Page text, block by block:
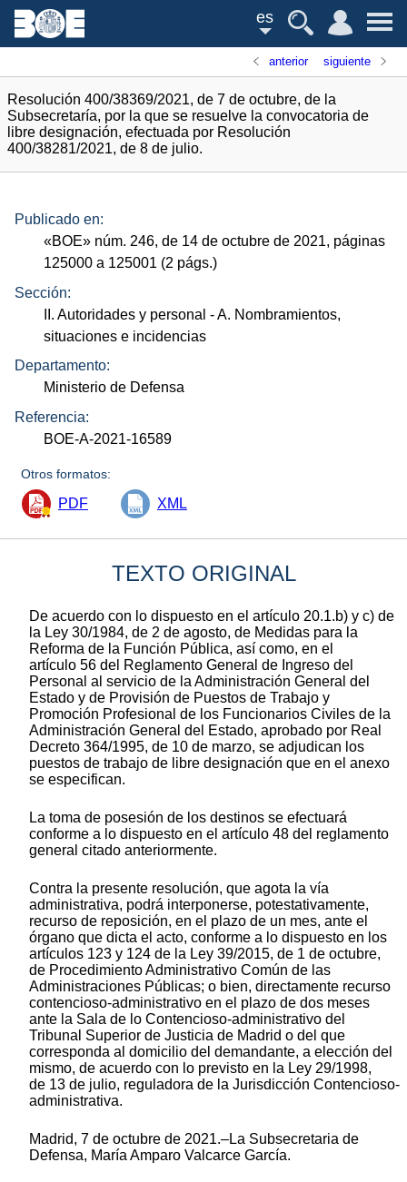
es
anterior siguiente
Resolución 400/38369/2021, de 7 de octubre, de la
Subsecretaría, por la que se resuelve la convocatoria de
libre designación, efectuada por Resolución
400/38281/2021, de 8 de julio.
Publicado en:
«BOE» núm. 246, de 14 de octubre de 2021, páginas
125000 a 125001 (2 págs.)
Sección:
II. Autoridades y personal - A. Nombramientos,
situaciones e incidencias
Departamento:
Ministerio de Defensa
Referencia:
BOE-A-2021-16589
Otros formatos:
PDF XML
TEXTO ORIGINAL
De acuerdo con lo dispuesto en el artículo 20.1.b) y c) de
la Ley 30/1984, de 2 de agosto, de Medidas para la
Reforma de la Función Pública, así como, en el
artículo 56 del Reglamento General de Ingreso del
Personal al servicio de la Administración General del
Estado y de Provisión de Puestos de Trabajo y
Promoción Profesional de los Funcionarios Civiles de la
Administración General del Estado, aprobado por Real
Decreto 364/1995, de 10 de marzo, se adjudican los
puestos de trabajo de libre designación que en el anexo
se especifican.
La toma de posesión de los destinos se efectuará
conforme a lo dispuesto en el artículo 48 del reglamento
general citado anteriormente.
Contra la presente resolución, que agota la vía
administrativa, podrá interponerse, potestativamente,
recurso de reposición, en el plazo de un mes, ante el
órgano que dicta el acto, conforme a lo dispuesto en los
artículos 123 y 124 de la Ley 39/2015, de 1 de octubre,
de Procedimiento Administrativo Común de las
Administraciones Públicas; o bien, directamente recurso
contencioso-administrativo en el plazo de dos meses
ante la Sala de lo Contencioso-administrativo del
Tribunal Superior de Justicia de Madrid o del que
corresponda al domicilio del demandante, a elección del
mismo, de acuerdo con lo previsto en la Ley 29/1998,
de 13 de julio, reguladora de la Jurisdicción Contencioso-
administrativa.
Madrid, 7 de octubre de 2021.–La Subsecretaria de
Defensa, María Amparo Valcarce García.